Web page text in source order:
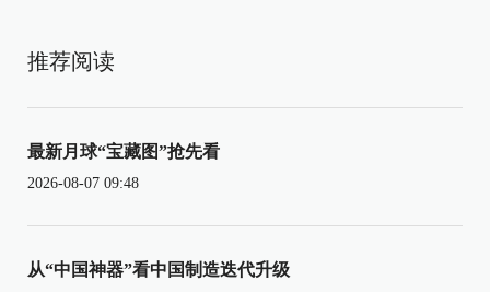
推荐阅读
最新月球“宝藏图”抢先看
2026-08-07 09:48
从“中国神器”看中国制造迭代升级